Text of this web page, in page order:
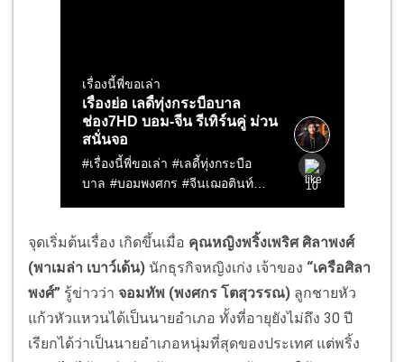
จุดเริ่มต้นเรื่อง เกิดขึ้นเมื่อ คุณหญิงพริ้งเพริศ ศิลาพงศ์
(พาเมล่า เบาว์เด้น) นักธุรกิจหญิงเก่ง เจ้าของ “เครือศิลา
พงศ์” รู้ข่าวว่า จอมทัพ (พงศกร โตสุวรรณ) ลูกชายหัว
แก้วหัวแหวนได้เป็นนายอําเภอ ทั้งที่อายุยังไม่ถึง 30 ปี
เรียกได้ว่าเป็นนายอําเภอหนุ่มที่สุดของประเทศ แต่พริ้ง